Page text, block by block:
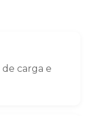
carga e